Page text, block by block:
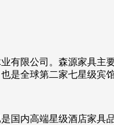
有限公司。森源家具主
是全球第二家七星级宾馆
国内高端星级酒店家具品